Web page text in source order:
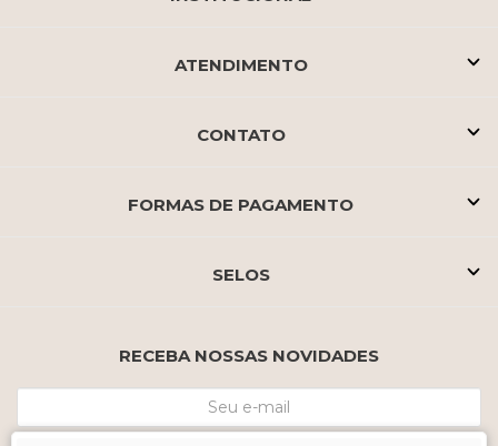
ATENDIMENTO
CONTATO
FORMAS DE PAGAMENTO
SELOS
RECEBA NOSSAS NOVIDADES